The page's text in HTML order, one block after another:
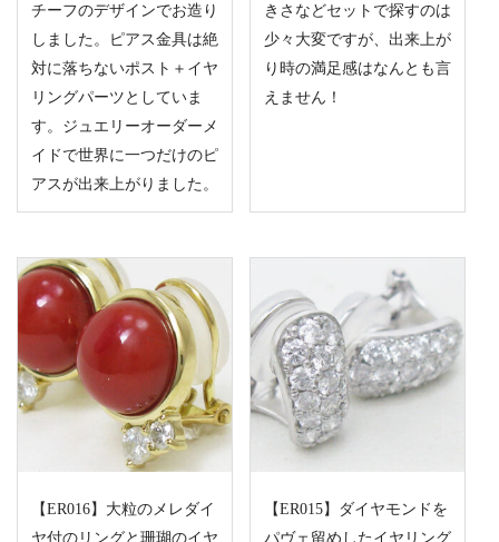
チーフのデザインでお造り
しました。ピアス金具は絶
対に落ちないポスト＋イヤ
リングパーツとしていま
す。ジュエリーオーダーメ
イドで世界に一つだけのピ
アスが出来上がりました。
きさなどセットで探すのは
少々大変ですが、出来上が
り時の満足感はなんとも言
えません！
【ER016】大粒のメレダイ
ヤ付のリングと珊瑚のイヤ
【ER015】ダイヤモンドを
パヴェ留めしたイヤリング